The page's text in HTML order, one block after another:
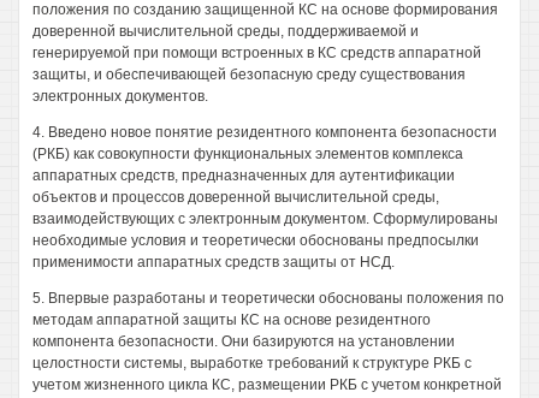
положения по созданию защищенной КС на основе формирования
доверенной вычислительной среды, поддерживаемой и
генерируемой при помощи встроенных в КС средств аппаратной
защиты, и обеспечивающей безопасную среду существования
электронных документов.
4. Введено новое понятие резидентного компонента безопасности
(РКБ) как совокупности функциональных элементов комплекса
аппаратных средств, предназначенных для аутентификации
объектов и процессов доверенной вычислительной среды,
взаимодействующих с электронным документом. Сформулированы
необходимые условия и теоретически обоснованы предпосылки
применимости аппаратных средств защиты от НСД.
5. Впервые разработаны и теоретически обоснованы положения по
методам аппаратной защиты КС на основе резидентного
компонента безопасности. Они базируются на установлении
целостности системы, выработке требований к структуре РКБ с
учетом жизненного цикла КС, размещении РКБ с учетом конкретной